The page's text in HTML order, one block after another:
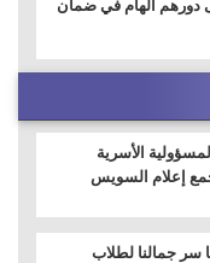
دورهم الهام في ضمان
الأسرية
إعلام السويس
سر جمالنا لطلاب